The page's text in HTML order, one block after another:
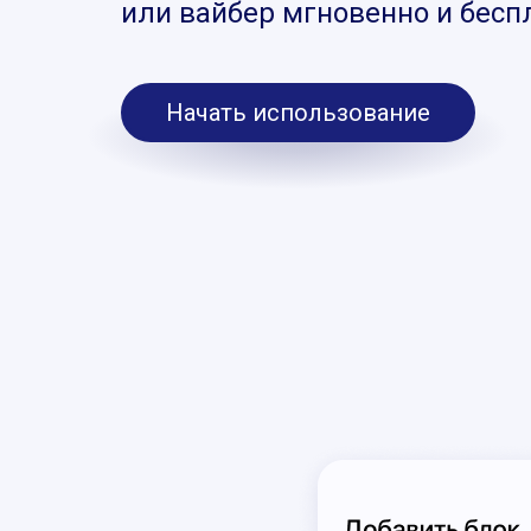
или вайбер мгновенно и
Начать использование